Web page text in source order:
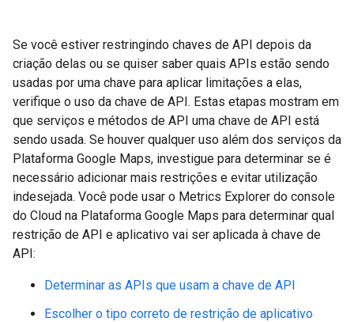
Se você estiver restringindo chaves de API depois da
criação delas ou se quiser saber quais APIs estão sendo
usadas por uma chave para aplicar limitações a elas,
verifique o uso da chave de API. Estas etapas mostram em
que serviços e métodos de API uma chave de API está
sendo usada. Se houver qualquer uso além dos serviços da
Plataforma Google Maps, investigue para determinar se é
necessário adicionar mais restrições e evitar utilização
indesejada. Você pode usar o Metrics Explorer do console
do Cloud na Plataforma Google Maps para determinar qual
restrição de API e aplicativo vai ser aplicada à chave de
API:
Determinar as APIs que usam a chave de API
Escolher o tipo correto de restrição de aplicativo